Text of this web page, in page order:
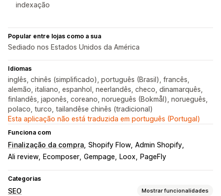
indexação
Popular entre lojas como a sua
Sediado nos Estados Unidos da América
Idiomas
inglês, chinês (simplificado), português (Brasil), francês,
alemão, italiano, espanhol, neerlandês, checo, dinamarquês,
finlandês, japonês, coreano, norueguês (Bokmål), norueguês,
polaco, turco, tailandêse chinês (tradicional)
Esta aplicação não está traduzida em português (Portugal)
Funciona com
Finalização da compra Shopify Flow Admin Shopify
Ali review
Ecomposer Gempage Loox PageFly
Categorias
SEO Mostrar funcionalidades